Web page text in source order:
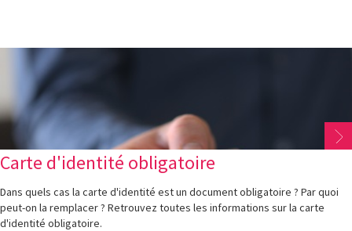
Carte d'identité obligatoire
Dans quels cas la carte d'identité est un document obligatoire ? Par quoi
peut-on la remplacer ? Retrouvez toutes les informations sur la carte
d'identité obligatoire.